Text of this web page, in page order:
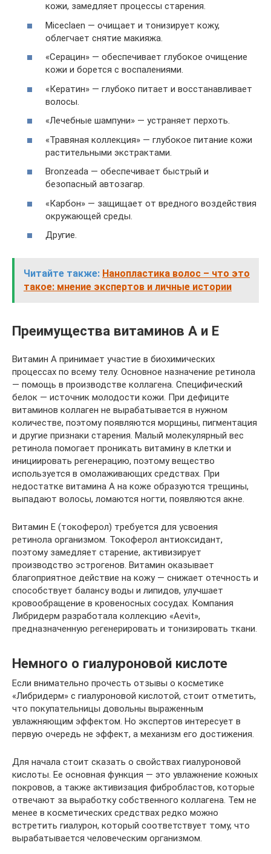
кожи, замедляет процессы старения.
Miceclaen — очищает и тонизирует кожу,
облегчает снятие макияжа.
«Серацин» — обеспечивает глубокое очищение
кожи и борется с воспалениями.
«Кератин» — глубоко питает и восстанавливает
волосы.
«Лечебные шампуни» — устраняет перхоть.
«Травяная коллекция» — глубокое питание кожи
растительными экстрактами.
Bronzeada — обеспечивает быстрый и
безопасный автозагар.
«Карбон» — защищает от вредного воздействия
окружающей среды.
Другие.
Читайте также: Нанопластика волос – что это
такое: мнение экспертов и личные истории
Преимущества витаминов А и Е
Витамин А принимает участие в биохимических
процессах по всему телу. Основное назначение ретинола
— помощь в производстве коллагена. Специфический
белок — источник молодости кожи. При дефиците
витаминов коллаген не вырабатывается в нужном
количестве, поэтому появляются морщины, пигментация
и другие признаки старения. Малый молекулярный вес
ретинола помогает проникать витамину в клетки и
инициировать регенерацию, поэтому вещество
используется в омолаживающих средствах. При
недостатке витамина А на коже образуются трещины,
выпадают волосы, ломаются ногти, появляются акне.
Витамин Е (токоферол) требуется для усвоения
ретинола организмом. Токоферол антиоксидант,
поэтому замедляет старение, активизирует
производство эстрогенов. Витамин оказывает
благоприятное действие на кожу — снижает отечность и
способствует балансу воды и липидов, улучшает
кровообращение в кровеносных сосудах. Компания
Либридерм разработала коллекцию «Aevit»,
предназначенную регенерировать и тонизировать ткани.
Немного о гиалуроновой кислоте
Если внимательно прочесть отзывы о косметике
«Либридерм» с гиалуроновой кислотой, стоит отметить,
что покупательницы довольны выраженным
увлажняющим эффектом. Но экспертов интересует в
первую очередь не эффект, а механизм его достижения.
Для начала стоит сказать о свойствах гиалуроновой
кислоты. Ее основная функция — это увлажнение кожных
покровов, а также активизация фибробластов, которые
отвечают за выработку собственного коллагена. Тем не
менее в косметических средствах редко можно
встретить гиалурон, который соответствует тому, что
вырабатывается человеческим организмом.